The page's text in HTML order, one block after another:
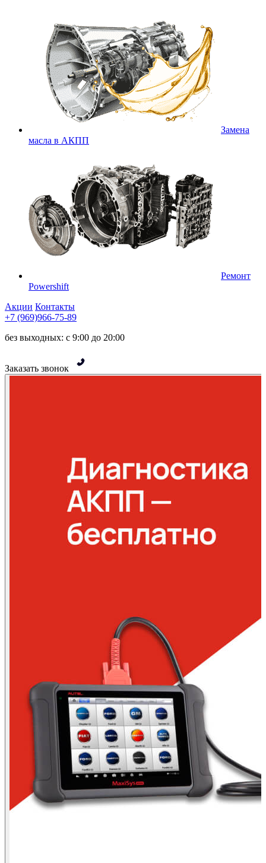
Замена
масла в АКПП
Ремонт
Powershift
Акции Контакты
+7 (969)966-75-89
без выходных: с 9:00 до 20:00
Заказать звонок